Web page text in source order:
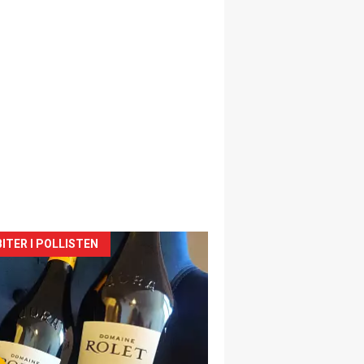
I POLLISTEN